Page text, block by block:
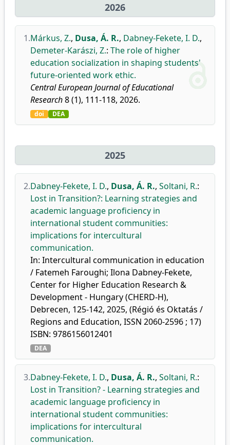
2026
1.Márkus, Z., Dusa, Á. R., Dabney-Fekete, I. D.,
Demeter-Karászi, Z.: The role of higher
education socialization in shaping students'
future-oriented work ethic.
Central European Journal of Educational
Research8 (1), 111-118, 2026.
doi DEA
2025
2.Dabney-Fekete, I. D., Dusa, Á. R., Soltani, R.:
Lost in Transition?: Learning strategies and
academic language proficiency in
international student communities:
implications for intercultural
communication.
In: Intercultural communication in education
/ Fatemeh Faroughi; Ilona Dabney-Fekete,
Center for Higher Education Research &
Development - Hungary (CHERD-H),
Debrecen, 125-142, 2025, (Régió és Oktatás /
Regions and Education, ISSN 2060-2596 ; 17)
ISBN: 9786156012401
DEA
3.Dabney-Fekete, I. D., Dusa, Á. R., Soltani, R.:
Lost in Transition? - Learning strategies and
academic language proficiency in
international student communities:
implications for intercultural
communication.